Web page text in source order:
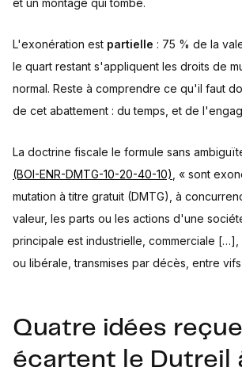
et un montage qui tombe.
L'exonération est partielle : 75 % de la
le quart restant s'appliquent les droits de
normal. Reste à comprendre ce qu'il faut
de cet abattement : du temps, et de
La doctrine fiscale le formule sans
(BOI-ENR-DMTG-10-20-40-10) , « sont
mutation à titre gratuit (DMTG), à
valeur, les parts ou les actions d'une
principale est industrielle, commerciale […],
ou libérale, transmises par décès, entre vifs
Quatre idées
écartent le Dutreil